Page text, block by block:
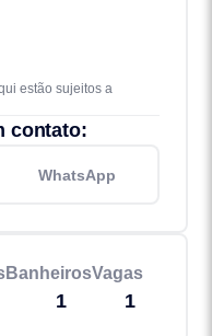
estão sujeitos a
contato:
WhatsApp
Banheiros
1
Vagas
1